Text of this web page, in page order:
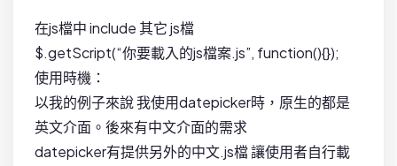
在js檔中 include 其它 js檔
$.getScript(“你要載入的js檔案.js”, function(){});
使用時機：
以我的例子來說 我使用datepicker時，原生的都是
英文介面。後來有中文介面的需求
datepicker有提供另外的中文.js檔 讓使用者自行載